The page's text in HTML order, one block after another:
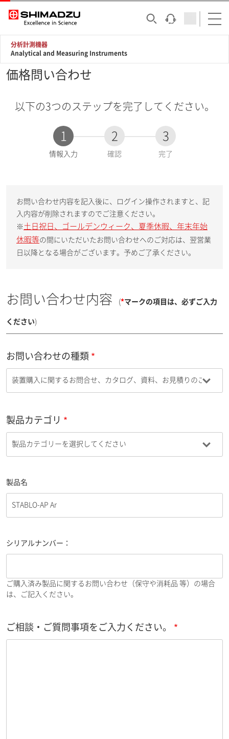
分析計測機器
Analytical and Measuring Instruments
価格問い合わせ
以下の3つのステップを完了してください。
1
現
情報入力
2
確認
3
完了
お問い合わせ内容を記入後に、ログイン操作されますと、記
入内容が削除されますのでご注意ください。
※ 土日祝日、ゴールデンウィーク、夏季休暇、年末年始
休暇等の間にいただいたお問い合わせへのご対応は、翌営業
日以降となる場合がございます。予めご了承ください。
お問い合わせ内容 (*マークの項目は、必ずご入力
ください)
お問い合わせの種類
製品カテゴリ
製品名
シリアルナンバー：
ご購入済み製品に関するお問い合わせ（保守や消耗品 等）の場合
は、ご記入ください。
ご相談・ご質問事項をご入力ください。